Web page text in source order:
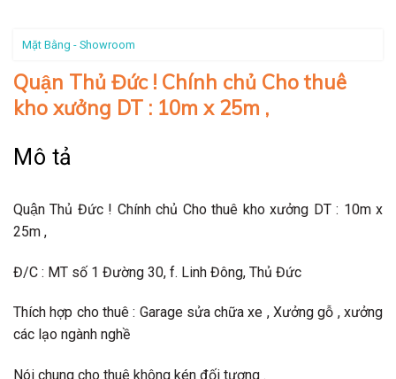
Mặt Bằng - Showroom
Quận Thủ Đức ! Chính chủ Cho thuê
kho xưởng DT : 10m x 25m ,
Mô tả
Quận Thủ Đức ! Chính chủ Cho thuê kho xưởng DT : 10m x
25m ,
Đ/C : MT số 1 Đường 30, f. Linh Đông, Thủ Đức
Thích hợp cho thuê : Garage sửa chữa xe , Xưởng gỗ , xưởng
các lạo ngành nghề
Nói chung cho thuê không kén đối tượng .